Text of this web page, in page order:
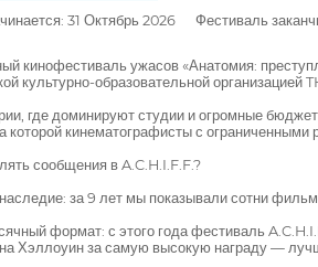
31 Октябрь 2026 Фестиваль
кинофестиваль ужасов «Анатомия:
культурно-образовательной
где доминируют студии и огромные
которой кинематографисты с
сообщения в A.C.H.I.F.F.?
за 9 лет мы показывали сотни
формат: с этого года фестиваль
Хэллоуин за самую высокую награду —